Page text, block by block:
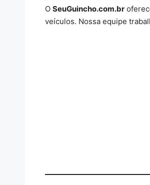
O SeuGuincho.com.br
veículos. Nossa equipe